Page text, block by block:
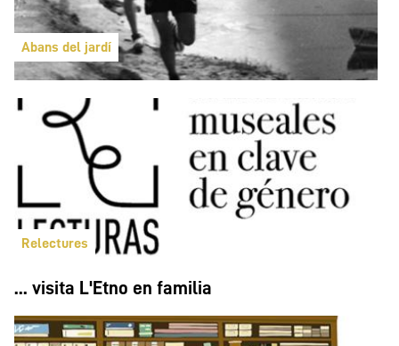
Abans del jardí
Relectures
... visita L'Etno en familia